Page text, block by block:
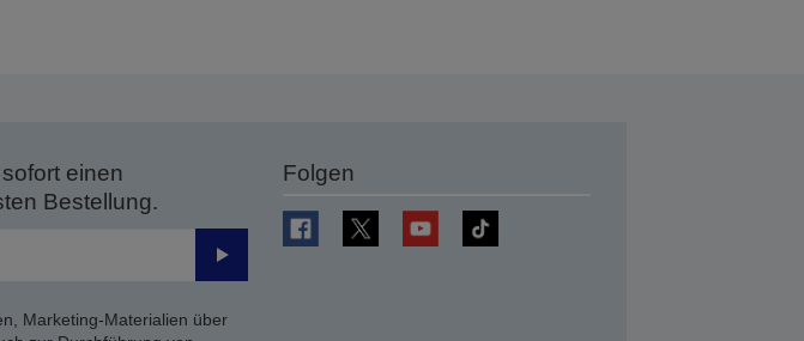
einen
Bestellung.
Senden
Marketing-Materialien über
Folgen